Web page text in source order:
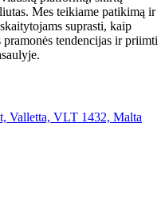
Mes teikiame patikimą ir
suprasti, kaip
tendencijas ir priimti
Valletta, VLT 1432, Malta